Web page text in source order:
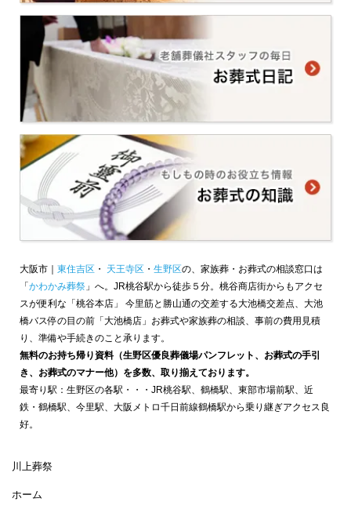
大阪市｜ 東住吉区 ・ 天王寺区 ・ 生野区の、家族葬・お葬式の相談窓口は
「かわかみ葬祭 」へ。JR桃谷駅から徒歩５分。桃谷商店街からもアクセ
スが便利な「桃谷本店」 今里筋と勝山通の交差する大池橋交差点、大池
橋バス停の目の前「大池橋店」お葬式や家族葬の相談、事前の費用見積
り、準備や手続きのこと承ります。
無料のお持ち帰り資料（生野区優良葬儀場パンフレット、お葬式の手引
き、お葬式のマナー他）を多数、取り揃えております。
最寄り駅：生野区の各駅・・・JR桃谷駅、鶴橋駅、東部市場前駅、近
鉄・鶴橋駅、今里駅、大阪メトロ千日前線鶴橋駅から乗り継ぎアクセス良
好。
川上葬祭
ホーム